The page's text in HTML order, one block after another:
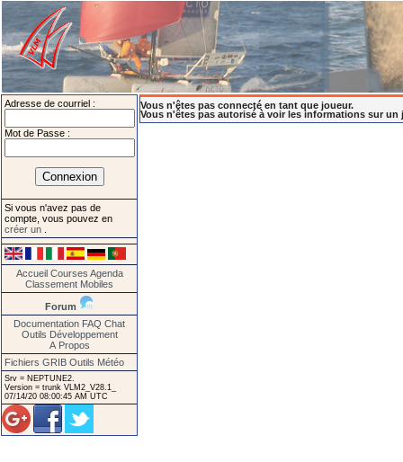
Adresse de courriel :
Mot de Passe :
Si vous n'avez pas de
compte, vous pouvez en
créer un
Accueil Courses Agenda
Classement Mobiles
Forum
Documentation FAQ Chat
Outils Développement
A Propos
Fichiers GRIB Outils Météo
Srv = NEPTUNE2.
Version = trunk VLM2_V28.1_
07/14/20 08:00:45 AM UTC
Vous n'êtes pas connecté en tant que joueur.
Vous n'êtes pas autorisé à voir les informations sur un